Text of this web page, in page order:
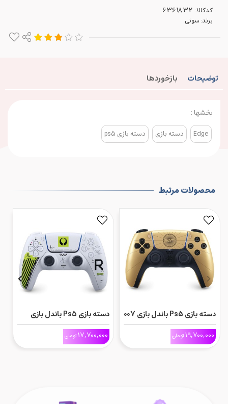
کدکالا:
برند:سونی
توضیحات بازخوردها
بخشها :
Edge دسته بازی دسته بازی ps5
محصولات مرتبط
دسته بازی Ps5 باندل بازی 007
First Light
19,700,000تومان
دسته بازی Ps5 باندل بازی
Marathon
17,700,000تومان